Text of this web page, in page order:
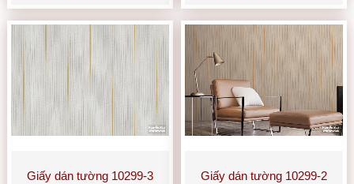
Giấy dán tường 10299-3 Giấy dán tường 10299-2